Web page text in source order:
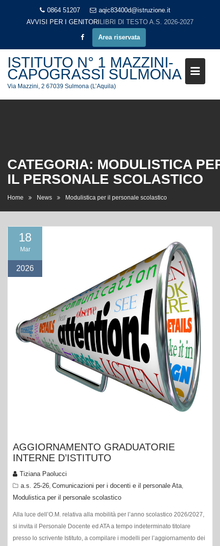
0864 51207
aqic83400d@istruzione.it
AVVISI PER I GENITORI LIBRI DI TESTO A.S. 2026-2027
Area riservata
ISTITUTO N° 1 MAZZINI-
CAPOGRASSI SULMONA
Via Mazzini, 2 67039 Sulmona (L’Aquila)
CATEGORIA: MODULISTICA
IL PERSONALE SCOLASTICO
Home News Modulistica per il personale scolastico
18
Mar
2026
AGGIORNAMENTO GRADUATORIE
INTERNE D’ISTITUTO
Tiziana Paolucci
a.s. 25-26, Comunicazioni per i docenti e il personale Ata,
Modulistica per il personale scolastico
Alla luce dell’O.M. relativa alla mobilità per l’anno scolastico 2026/2027,
si invita il Personale Docente ed ATA a tempo indeterminato titolare
presso lo scrivente Istituto, a compilare i modelli per l’aggiornamento dei